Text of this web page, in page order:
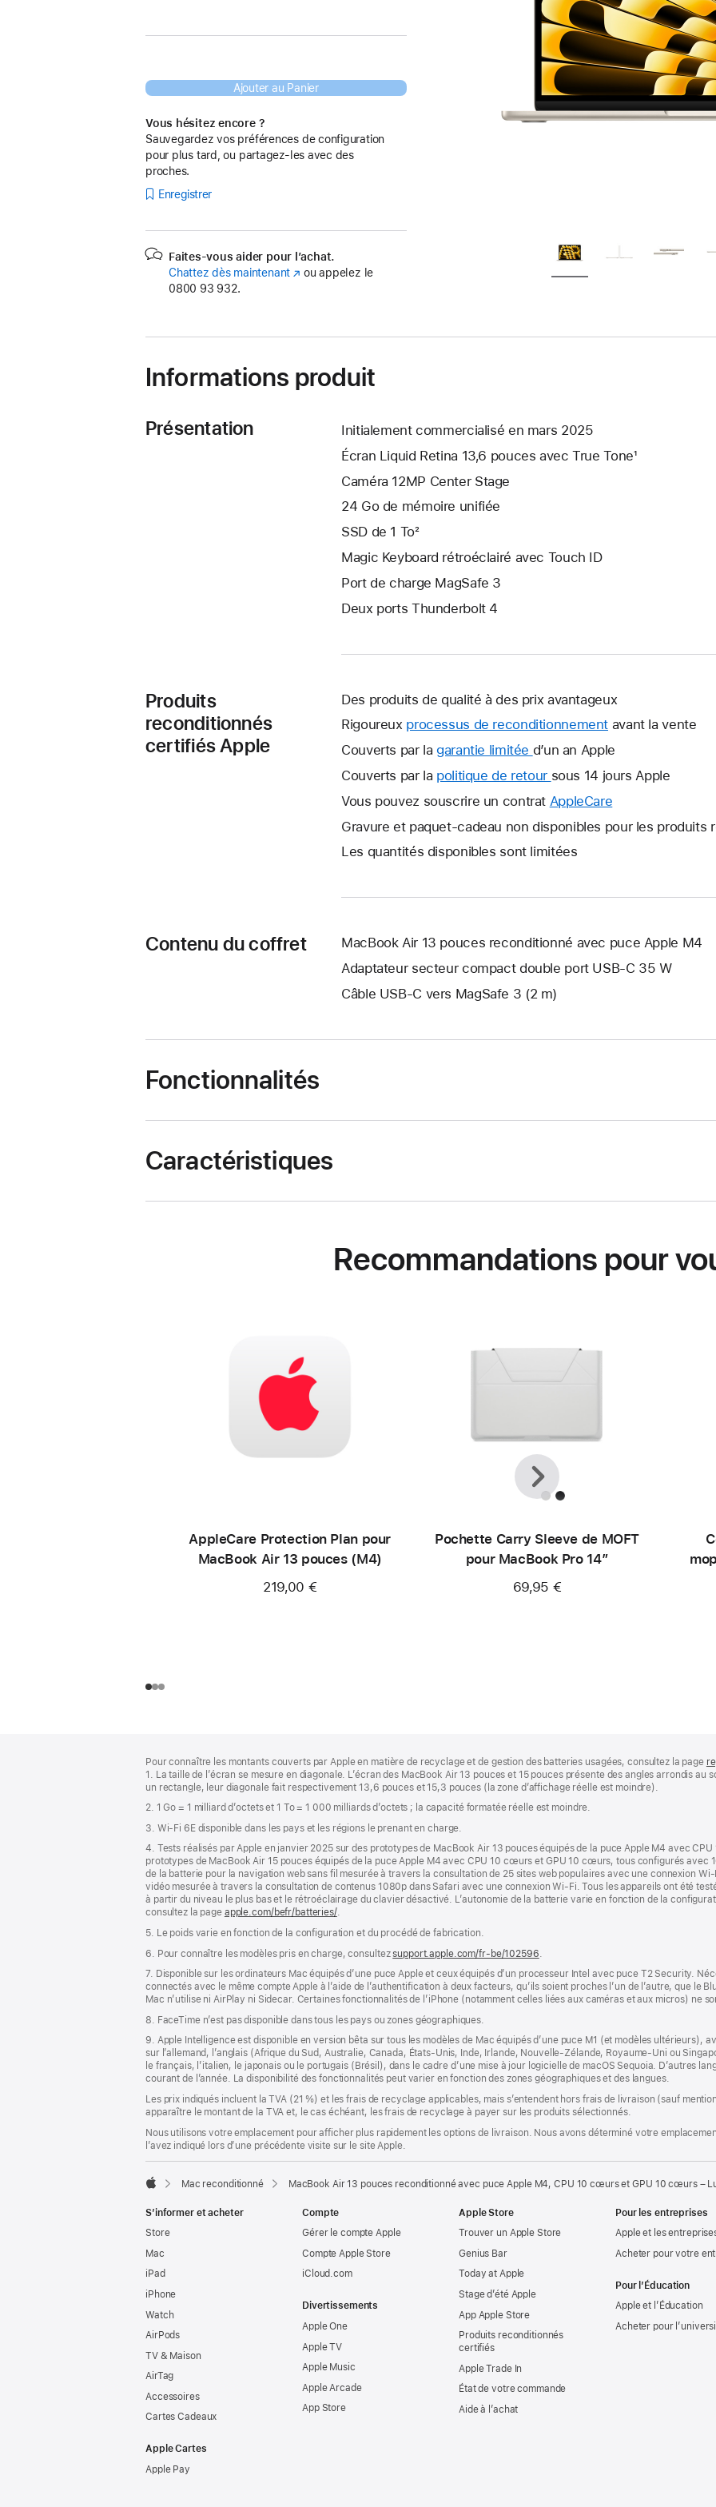
Ajouter au Panier
Vous hésitez encore ?
Sauvegardez vos préférences de configuration
pour plus tard, ou partagez-les avec des
proches.
Enregistrer
Faites-vous aider pour l’achat.
Chattez dès maintenant (s’ouvre
fenêtre)
ou appelez le
0800 93 932.
Informations produit
Présentation
Initialement commercialisé en mars 2025
Écran Liquid Retina 13,6 pouces avec True Tone¹
Caméra 12MP Center Stage
24 Go de mémoire unifiée
SSD de 1 To²
Magic Keyboard rétroéclairé avec Touch ID
Port de charge MagSafe 3
Deux ports Thunderbolt 4
Produits
reconditionnés
certifiés Apple
Des produits de qualité à des prix avantageux
Rigoureux processus de reconditionnement avant la vente
Couverts par la garantie limitée Une
nouvelle
s’ouvre.
d’un an Apple
Couverts par la politique de retour Une
nouvelle
s’ouvre.
sous 14 jours Apple
Vous pouvez souscrire un contrat AppleCare
nouvelle
Gravure et paquet-cadeau non disponibles pour les produits
Les quantités disponibles sont limitées
Contenu du coffret
MacBook Air 13 pouces reconditionné avec puce Apple M4
Adaptateur secteur compact double port USB-C 35 W
Câble USB-C vers MagSafe 3 (2 m)
Fonctionnalités
Caractéristiques
Recommandations pour
AppleCare Protection Plan pour
MacBook Air 13 pouces (M4)
219,00 €
Pochette Carry Sleeve de MOFT
pour MacBook Pro 14″
69,95 €
Précédent
Suivant
de
page
de
bas
page
Pour connaître les montants couverts par Apple en matière de recyclage et de gestion des batteries usagées, consultez la page
1. La taille de l’écran se mesure en diagonale. L’écran des MacBook Air 13 pouces et 15 pouces présente des angles arrondis au
un rectangle, leur diagonale fait respectivement 13,6 pouces et 15,3 pouces (la zone d’affichage réelle est moindre).
2. 1 Go = 1 milliard d’octets et 1 To = 1 000 milliards d’octets ; la capacité formatée réelle est moindre.
3. Wi-Fi 6E disponible dans les pays et les régions le prenant en charge.
4. Tests réalisés par Apple en janvier 2025 sur des prototypes de MacBook Air 13 pouces équipés de la puce Apple M4 avec
prototypes de MacBook Air 15 pouces équipés de la puce Apple M4 avec CPU 10 cœurs et GPU 10 cœurs, tous configurés avec
de la batterie pour la navigation web sans fil mesurée à travers la consultation de 25 sites web populaires avec une connexion
vidéo mesurée à travers la consultation de contenus 1080p dans Safari avec une connexion Wi-Fi. Tous les appareils ont été
à partir du niveau le plus bas et le rétroéclairage du clavier désactivé. L’autonomie de la batterie varie en fonction de la
consultez la page apple.com/befr/batteries/.
5. Le poids varie en fonction de la configuration et du procédé de fabrication.
6. Pour connaître les modèles pris en charge, consultezsupport.apple.com/fr-be/102596
7. Disponible sur les ordinateurs Mac équipés d’une puce Apple et ceux équipés d’un processeur Intel avec puce T2 Security.
connectés avec le même compte Apple à l’aide de l’authentification à deux facteurs, qu’ils soient proches l’un de l’autre, que le
Mac n’utilise ni AirPlay ni Sidecar. Certaines fonctionnalités de l’iPhone (notamment celles liées aux caméras et aux micros) ne
8. FaceTime n’est pas disponible dans tous les pays ou zones géographiques.
9. Apple Intelligence est disponible en version bêta sur tous les modèles de Mac équipés d’une puce M1 (et modèles ultérieurs),
sur l’allemand, l’anglais (Afrique du Sud, Australie, Canada, États-Unis, Inde, Irlande, Nouvelle-Zélande, Royaume-Uni ou
le français, l’italien, le japonais ou le portugais (Brésil), dans le cadre d’une mise à jour logicielle de macOS Sequoia. D’autres
courant de l’année. La disponibilité des fonctionnalités peut varier en fonction des zones géographiques et des langues.
Les prix indiqués incluent la TVA (21 %) et les frais de recyclage applicables, mais s’entendent hors frais de livraison (sauf
apparaître le montant de la TVA et, le cas échéant, les frais de recyclage à payer sur les produits sélectionnés.
Nous utilisons votre emplacement pour afficher plus rapidement les options de livraison. Nous avons déterminé votre
l’avez indiqué lors d’une précédente visite sur le site Apple.
Mac reconditionné MacBook Air 13 pouces reconditionné avec puce Apple M4, CPU 10 cœurs et GPU 10 cœurs –
S’informer et acheter
Store
Mac
iPad
iPhone
Watch
AirPods
TV & Maison
AirTag
Accessoires
Cartes Cadeaux
Apple Cartes
Apple Pay
Compte
Gérer le compte Apple
Compte Apple Store
iCloud.com
Divertissements
Apple One
Apple TV
Apple Music
Apple Arcade
App Store
Apple Store
Trouver un Apple Store
Genius Bar
Today at Apple
Stage d’été Apple
App Apple Store
Produits reconditionnés
certifiés
Apple Trade In
État de votre commande
Aide à l’achat
Pour les entreprises
Apple et les
Acheter pour votre
Pour l’Éducation
Apple et l’Éducation
Acheter pour